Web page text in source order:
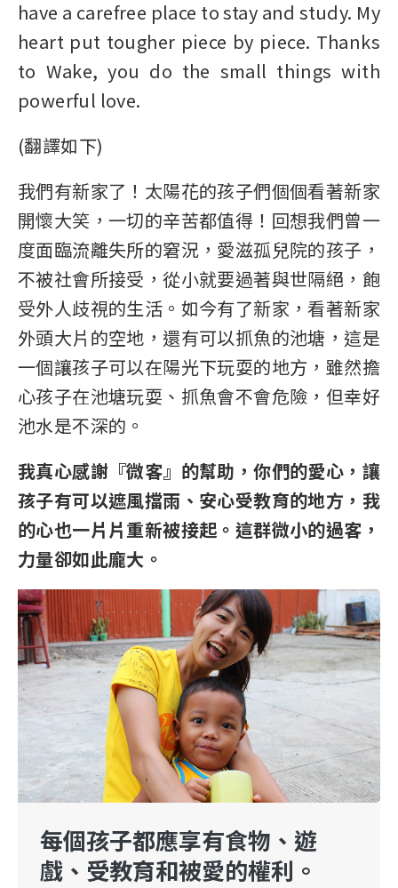
have a carefree place to stay and study. My
heart put tougher piece by piece. Thanks
to Wake, you do the small things with
powerful love.
(翻譯如下)
我們有新家了！太陽花的孩子們個個看著新家
開懷大笑，一切的辛苦都值得！回想我們曾一
度面臨流離失所的窘況，愛滋孤兒院的孩子，
不被社會所接受，從小就要過著與世隔絕，飽
受外人歧視的生活。如今有了新家，看著新家
外頭大片的空地，還有可以抓魚的池塘，這是
一個讓孩子可以在陽光下玩耍的地方，雖然擔
心孩子在池塘玩耍、抓魚會不會危險，但幸好
池水是不深的。
我真心感謝『微客』的幫助，你們的愛心，讓
孩子有可以遮風擋雨、安心受教育的地方，我
的心也一片片重新被接起。這群微小的過客，
力量卻如此龐大。
每個孩子都應享有食物、遊
戲、受教育和被愛的權利。